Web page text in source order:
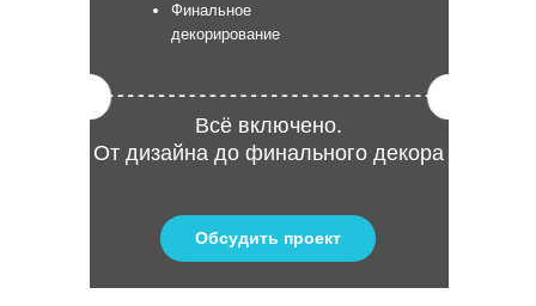
Всё включено.
От дизайна до финального декора
Финальное
декорирование
Обсудить проект